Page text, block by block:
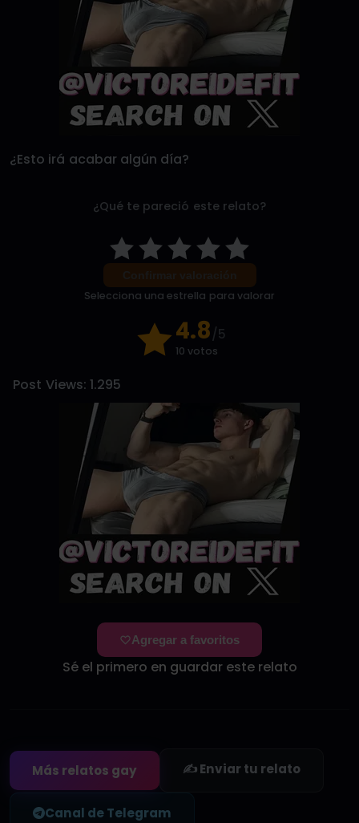
¿Esto irá acabar algún día?
¿Qué te pareció este relato?
Selecciona una estrella para valorar
4.8/5
10 votos
Post Views: 1.295
Agregar a favoritos
Sé el primero en guardar este relato
Más relatos gay ✍️ Enviar tu relato
Canal de Telegram